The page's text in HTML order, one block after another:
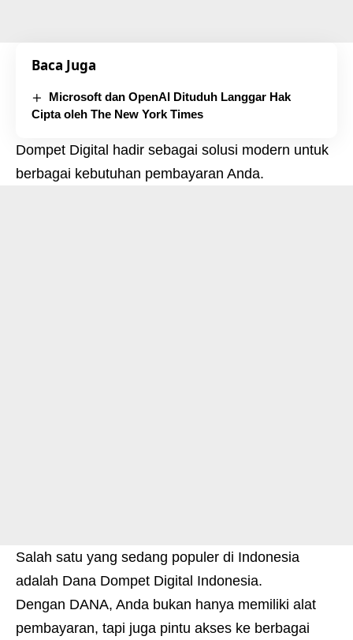
Baca Juga
Microsoft dan OpenAI Dituduh Langgar Hak
Cipta oleh The New York Times
Dompet Digital hadir sebagai solusi modern untuk
berbagai kebutuhan pembayaran Anda.
Salah satu yang sedang populer di Indonesia
adalah Dana Dompet Digital Indonesia.
Dengan DANA, Anda bukan hanya memiliki alat
pembayaran, tapi juga pintu akses ke berbagai